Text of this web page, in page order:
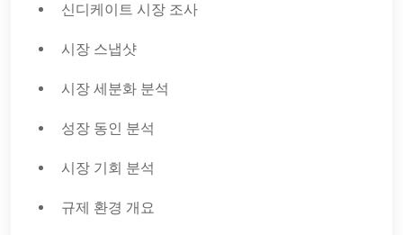
신디케이트 시장 조사
시장 스냅샷
시장 세분화 분석
성장 동인 분석
시장 기회 분석
규제 환경 개요